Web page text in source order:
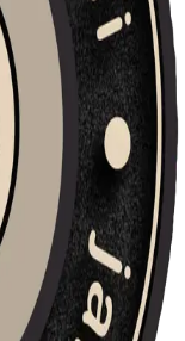
pidätetään.